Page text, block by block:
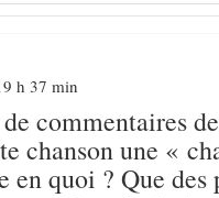
h 37 min
commentaires
chanson une «
en quoi ? Que